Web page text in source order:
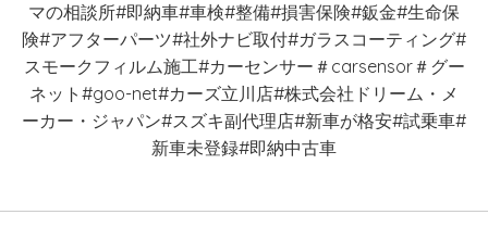
マの相談所#即納車#車検#整備#損害保険#鈑金#生命保
険#アフターパーツ#社外ナビ取付#ガラスコーティング#
スモークフィルム施工#カーセンサー＃carsensor＃グー
ネット#goo-net#カーズ立川店#株式会社ドリーム・メ
ーカー・ジャパン#スズキ副代理店#新車が格安#試乗車#
新車未登録#即納中古車